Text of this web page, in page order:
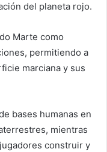
del planeta rojo.
Marte como
permitiendo a
marciana y sus
bases humanas en
mientras
construir y